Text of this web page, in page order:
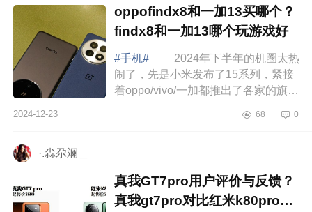
oppofindx8和一加13买哪个？
findx8和一加13哪个玩游戏好
#手机#
2024年下半年的机圈太热
闹了，先是小米发布了15系列，紧接
着oppo/vivo/一加都推出了各家的旗舰
介绍下oppofindx8和一加13买哪个？
2024-12-23 68 0
·.尛尕斓＿
真我GT7pro用户评价与反馈？
真我gt7pro对比红米k80pro对